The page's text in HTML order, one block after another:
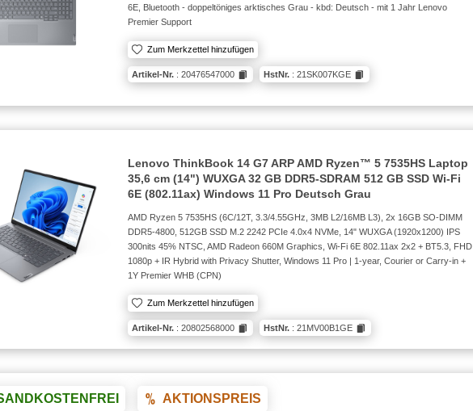
6E, Bluetooth - doppeltöniges arktisches Grau - kbd: Deutsch - mit 1 Jahr Lenovo
Premier Support
Zum Merkzettel hinzufügen
Artikel-Nr. : 20476547000 HstNr. : 21SK007KGE
Lenovo ThinkBook 14 G7 ARP AMD Ryzen™ 5 7535HS Laptop
35,6 cm (14") WUXGA 32 GB DDR5-SDRAM 512 GB SSD Wi-Fi
6E (802.11ax) Windows 11 Pro Deutsch Grau
AMD Ryzen 5 7535HS (6C/12T, 3.3/4.55GHz, 3MB L2/16MB L3), 2x 16GB SO-DIMM
DDR5-4800, 512GB SSD M.2 2242 PCIe 4.0x4 NVMe, 14" WUXGA (1920x1200) IPS
300nits 45% NTSC, AMD Radeon 660M Graphics, Wi-Fi 6E 802.11ax 2x2 + BT5.3, FHD
1080p + IR Hybrid with Privacy Shutter, Windows 11 Pro | 1-year, Courier or Carry-in +
1Y Premier WHB (CPN)
Zum Merkzettel hinzufügen
Artikel-Nr. : 20802568000 HstNr. : 21MV00B1GE
AKTIONSPREIS